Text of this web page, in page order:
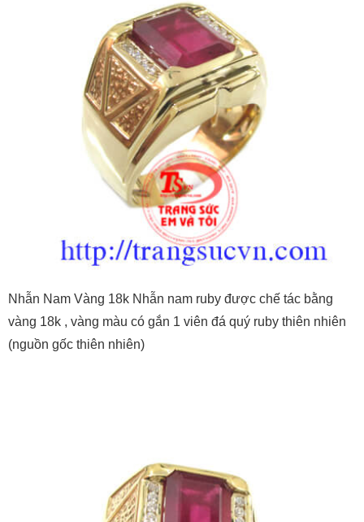
Nhẫn Nam Vàng 18k Nhẫn nam ruby được chế tác bằng
vàng 18k , vàng màu có gắn 1 viên đá quý ruby thiên nhiên
(nguồn gốc thiên nhiên)